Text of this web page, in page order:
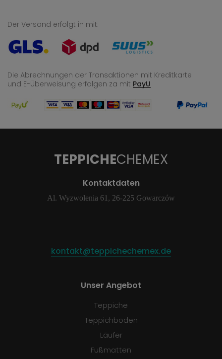
Der Versand erfolgt in mit:
Die Abrechnungen der Transaktionen mit Kreditkarte
und E-Überweisung erfolgen za mit PayU
TEPPICHECHEMEX
Kontaktdaten
Al. Wyzwolenia 61, 26-225 Gowarczów
kontakt@teppichechemex.de
Unser Angebot
Teppiche
Teppichböden
Läufer
Fußmatten